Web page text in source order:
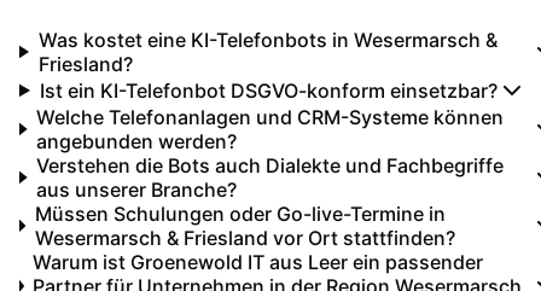
Was kostet eine KI-Telefonbots in Wesermarsch &
Friesland?
Ist ein KI-Telefonbot DSGVO-konform einsetzbar?
Welche Telefonanlagen und CRM-Systeme können
angebunden werden?
Verstehen die Bots auch Dialekte und Fachbegriffe
aus unserer Branche?
Müssen Schulungen oder Go-live-Termine in
Wesermarsch & Friesland vor Ort stattfinden?
Warum ist Groenewold IT aus Leer ein passender
Partner für Unternehmen in der Region Wesermarsch